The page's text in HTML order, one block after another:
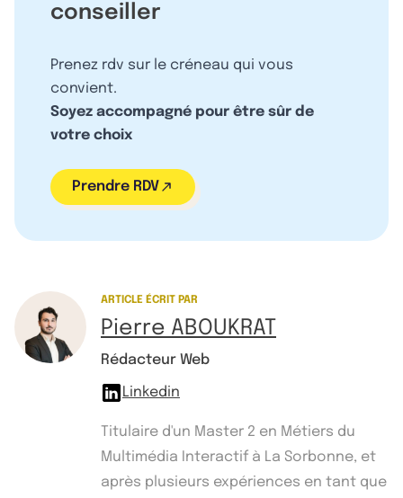
conseiller
Prenez rdv sur le créneau qui vous
convient.
Soyez accompagné pour être sûr de
votre choix
Prendre RDV
ARTICLE ÉCRIT PAR
Pierre ABOUKRAT
Rédacteur Web
Linkedin
Titulaire d'un Master 2 en Métiers du
Multimédia Interactif à La Sorbonne, et
après plusieurs expériences en tant que